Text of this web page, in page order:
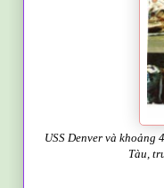
USS Denver và
Tàu,